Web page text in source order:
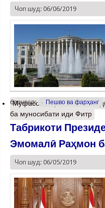
Чоп шуд: 06/06/2019
барчасп: Пешво ва фарҳанг
Муфассалтаро Номаи
ба муносибати иди Фитр
Табрикоти
Эмомалӣ Раҳмон
Чоп шуд: 06/05/2019